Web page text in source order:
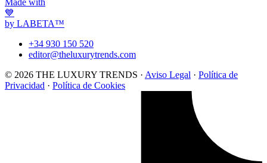
Made with
💙
by LABETA™
+34 930 150 520
editor@theluxurytrends.com
© 2026 THE LUXURY TRENDS · Aviso Legal · Política de
Privacidad · Política de Cookies